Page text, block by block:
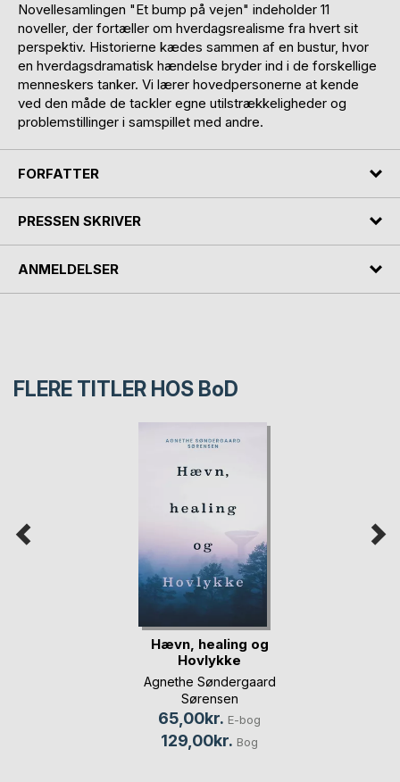
Novellesamlingen "Et bump på vejen" indeholder 11
noveller, der fortæller om hverdagsrealisme fra hvert sit
perspektiv. Historierne kædes sammen af en bustur, hvor
en hverdagsdramatisk hændelse bryder ind i de forskellige
menneskers tanker. Vi lærer hovedpersonerne at kende
ved den måde de tackler egne util­strækkeligheder og
problemstillinger i samspillet med andre.
FORFATTER
PRESSEN SKRIVER
ANMELDELSER
FLERE TITLER HOS BoD
Hævn, healing og
Hovlykke
Agnethe Søndergaard
Sørensen
65,00kr. E-bog
129,00kr. Bog